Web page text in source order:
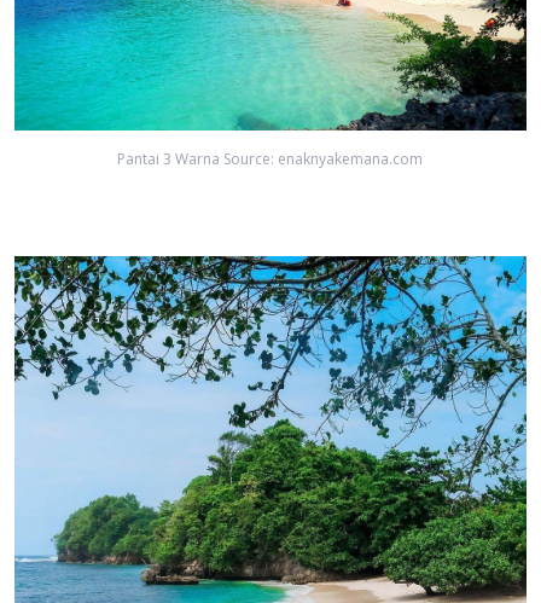
Pantai 3 Warna Source: enaknyakemana.com